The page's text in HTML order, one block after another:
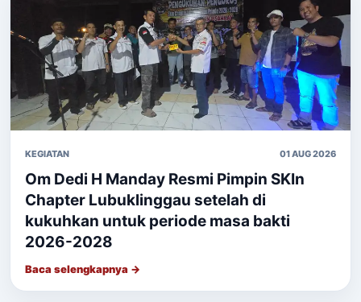
KEGIATAN 01 AUG 2026
Om Dedi H Manday Resmi Pimpin SKIn
Chapter Lubuklinggau setelah di
kukuhkan untuk periode masa bakti
2026-2028
Baca selengkapnya →